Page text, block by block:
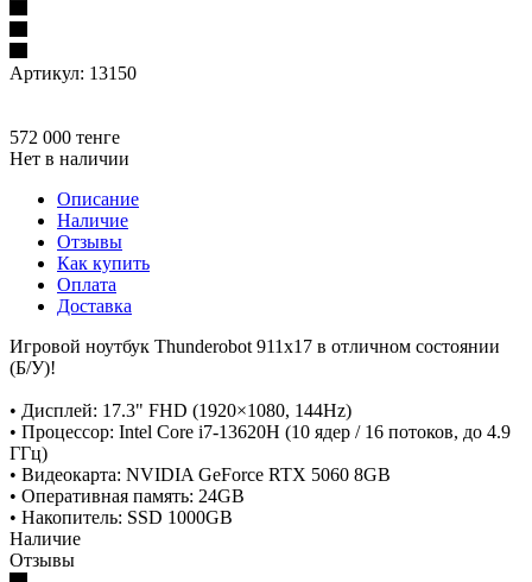
Артикул: 13150
572 000 тенге
Нет в наличии
Описание
Наличие
Отзывы
Как купить
Оплата
Доставка
Игровой ноутбук Thunderobot 911x17 в отличном состоянии
(Б/У)!
• Дисплей: 17.3" FHD (1920×1080, 144Hz)
• Процессор: Intel Core i7-13620H (10 ядер / 16 потоков, до 4.9
ГГц)
• Видеокарта: NVIDIA GeForce RTX 5060 8GB
• Оперативная память: 24GB
• Накопитель: SSD 1000GB
Наличие
Отзывы